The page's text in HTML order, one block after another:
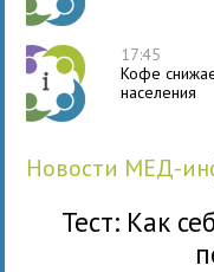
17:45
Кофе
населения
новости МЕД-
Тест: Как